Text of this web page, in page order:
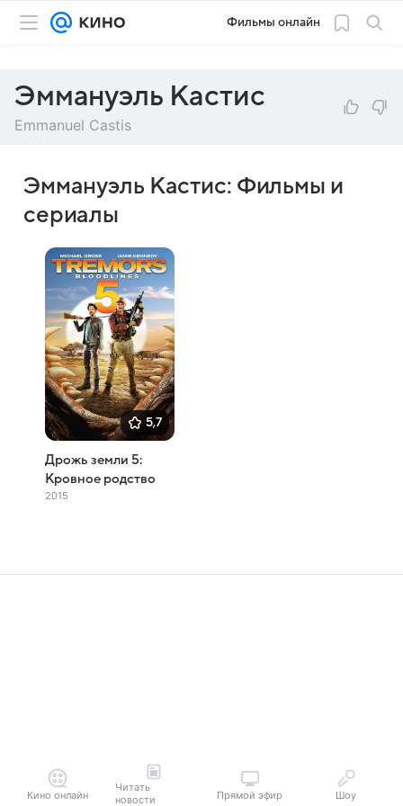
Фильмы онлайн
Эммануэль Кастис
Emmanuel Castis
Эммануэль Кастис: Фильмы и
сериалы
5,7
Дрожь земли 5:
Кровное родство
2015
Кино онлайн
Читать
новости
Прямой эфир Шоу